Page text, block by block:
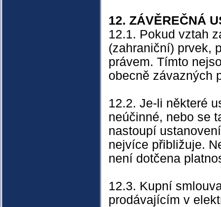
12. ZÁVĚREČNÁ
12.1. Pokud vztah
(zahraniční) prvek,
právem. Tímto
obecně závazných
12.2. Je-li některé
neúčinné, nebo se
nastoupí
nejvíce přibližuje.
není dotčena
12.3. Kupní
prodávajícím v